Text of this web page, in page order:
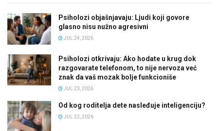
Psiholozi objašnjavaju: Ljudi koji govore
glasno nisu nužno agresivni
JUL 24, 2026
Psiholozi otkrivaju: Ako hodate u krug dok
razgovarate telefonom, to nije nervoza već
znak da vaš mozak bolje funkcioniše
JUL 23, 2026
Od kog roditelja dete nasleđuje inteligenciju?
JUL 22, 2026